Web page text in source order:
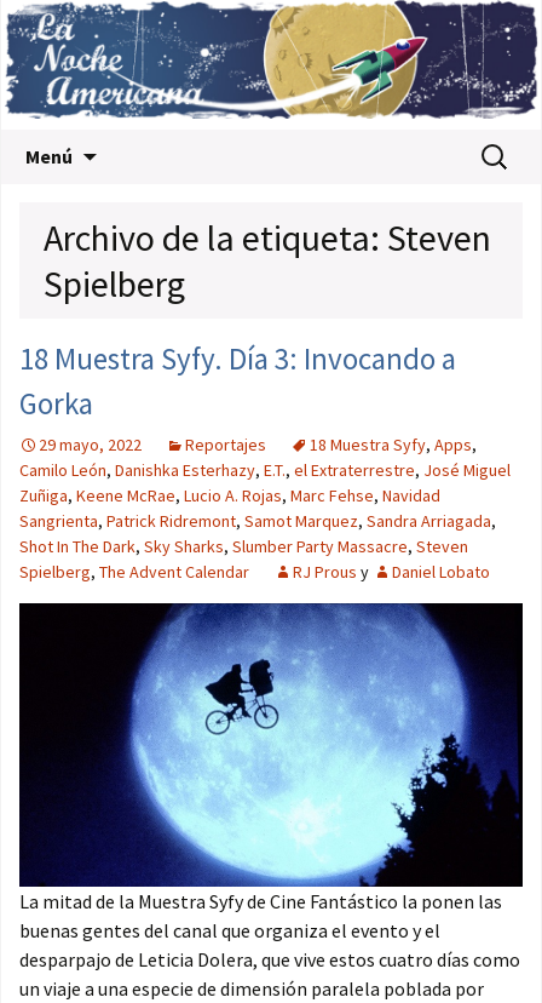
Menú Buscar:
Archivo de la etiqueta: Steven
Spielberg
18 Muestra Syfy. Día 3: Invocando a
Gorka
29 mayo, 2022 Reportajes 18 Muestra Syfy, Apps,
Camilo León, Danishka Esterhazy, E.T., el Extraterrestre, José Miguel
Zuñiga, Keene McRae, Lucio A. Rojas, Marc Fehse, Navidad
Sangrienta, Patrick Ridremont, Samot Marquez, Sandra Arriagada,
Shot In The Dark, Sky Sharks, Slumber Party Massacre, Steven
Spielberg, The Advent Calendar RJ Prous y Daniel Lobato
La mitad de la Muestra Syfy de Cine Fantástico la ponen las
buenas gentes del canal que organiza el evento y el
desparpajo de Leticia Dolera, que vive estos cuatro días como
un viaje a una especie de dimensión paralela poblada por